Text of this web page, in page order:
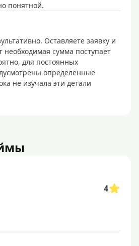
понятной.
Оставляете заявку и
необходимая сумма поступает
для постоянных
определенные
не изучала эти детали
4